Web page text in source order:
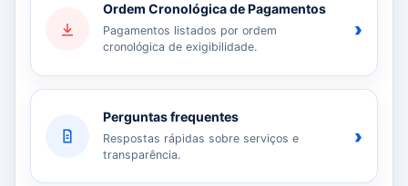
Ordem Cronológica de Pagamentos
Pagamentos listados por ordem
cronológica de exigibilidade.
›
Perguntas frequentes
Respostas rápidas sobre serviços e
transparência.
›